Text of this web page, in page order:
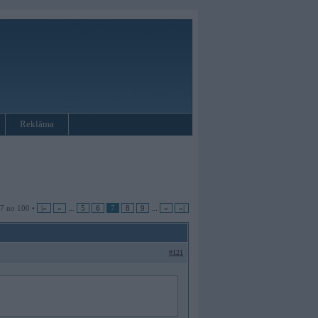
Reklāma
no 100 • |« « 5 6 7 8 9 » »|
#121